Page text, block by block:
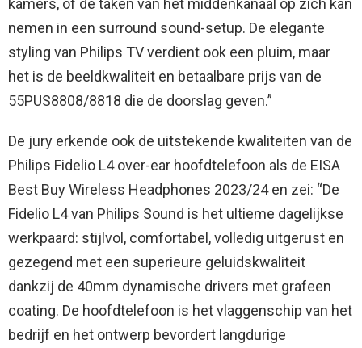
nemen in een surround sound-setup. De elegante
styling van Philips TV verdient ook een pluim, maar
het is de beeldkwaliteit en betaalbare prijs van de
55PUS8808/8818 die de doorslag geven.”
De jury erkende ook de uitstekende kwaliteiten van de
Philips Fidelio L4 over-ear hoofdtelefoon als de EISA
Best Buy Wireless Headphones 2023/24 en zei: “De
Fidelio L4 van Philips Sound is het ultieme dagelijkse
werkpaard: stijlvol, comfortabel, volledig uitgerust en
gezegend met een superieure geluidskwaliteit
dankzij de 40mm dynamische drivers met grafeen
coating. De hoofdtelefoon is het vlaggenschip van het
bedrijf en het ontwerp bevordert langdurige